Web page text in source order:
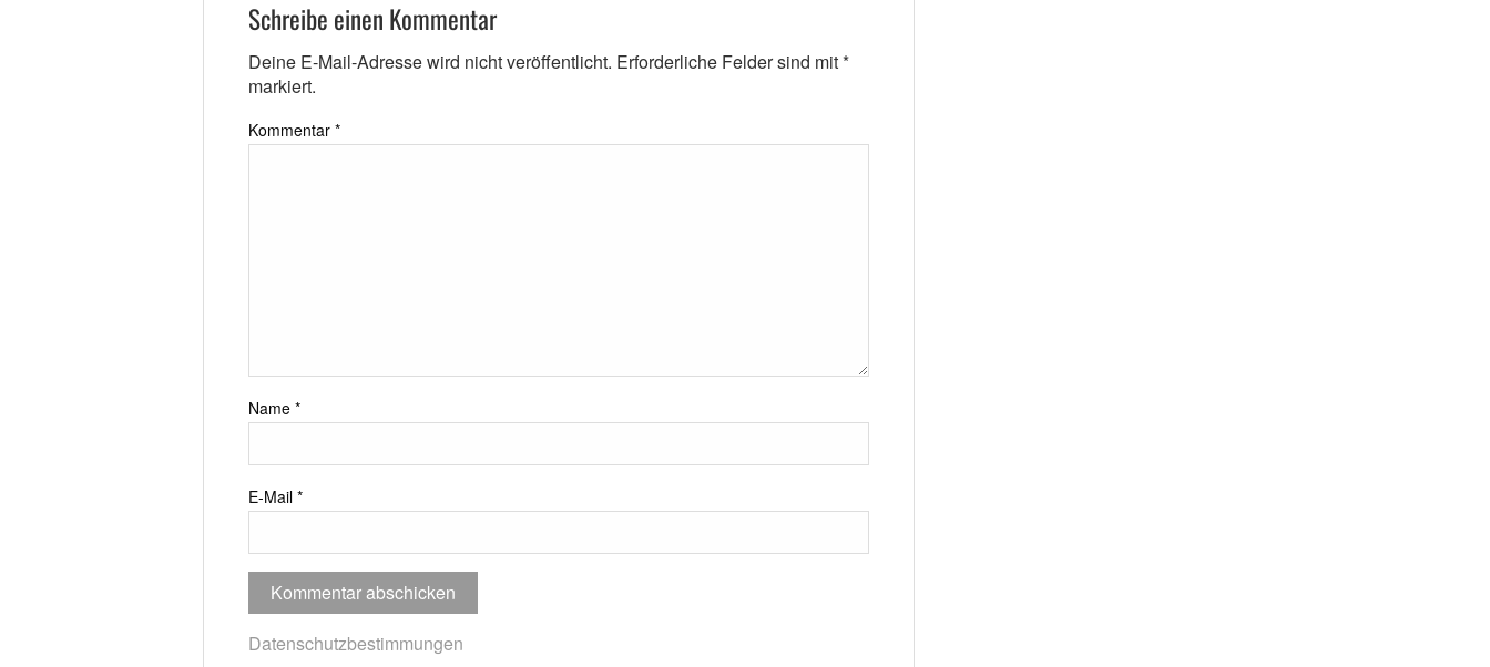
Schreibe einen Kommentar
Deine E-Mail-Adresse wird nicht veröffentlicht. Erforderliche Felder sind mit*
markiert.
Kommentar *
Name *
E-Mail *
Datenschutzbestimmungen